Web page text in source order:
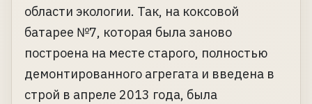
области экологии. Так, на коксовой
батарее №7, которая была заново
построена на месте старого, полностью
демонтированного агрегата и введена в
строй в апреле 2013 года, была